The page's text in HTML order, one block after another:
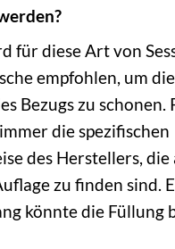
für diese Art von
empfohlen, um
Bezugs zu schonen.
die spezifischen
des Herstellers, die
zu finden sind.
könnte die Füllung